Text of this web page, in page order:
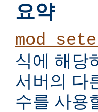
요약
식에 해당
서버의 다
수를 사용